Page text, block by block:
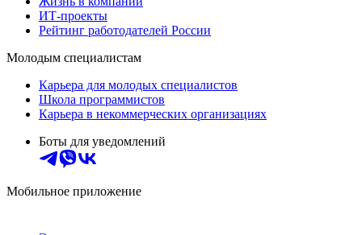
ИТ-проекты
Рейтинг работодателей России
Молодым специалистам
Карьера для молодых специалистов
Школа программистов
Карьера в некоммерческих организациях
Боты для уведомлений
Мобильное приложение